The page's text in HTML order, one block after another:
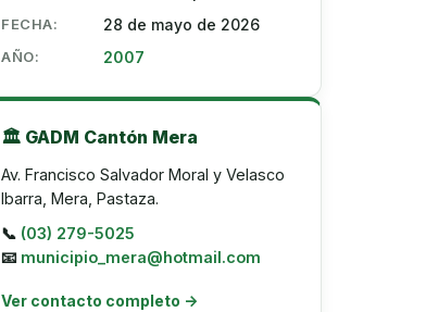
FECHA: 28 de mayo de 2026
AÑO: 2007
🏛️ GADM Cantón Mera
Av. Francisco Salvador Moral y Velasco
Ibarra, Mera, Pastaza.
📞 (03) 279-5025
📧 municipio_mera@hotmail.com
Ver contacto completo →